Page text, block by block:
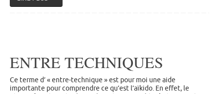
ENTRE TECHNIQUES
Ce terme d’ « entre-technique » est pour moi une aide
importante pour comprendre ce qu’est l’aïkido. En effet, le